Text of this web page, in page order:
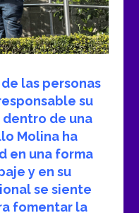
las personas
su
de una
Molina ha
en una forma
y en su
se siente
fomentar la